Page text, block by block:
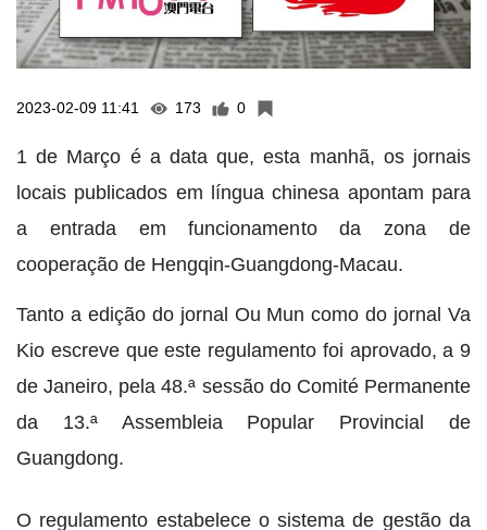
2023-02-09 11:41 173 0
1 de Março é a data que, esta manhã, os jornais
locais publicados em língua chinesa apontam para
a entrada em funcionamento da zona de
cooperação de Hengqin-Guangdong-Macau.
Tanto a edição do jornal Ou Mun como do jornal Va
Kio escreve que este regulamento foi aprovado, a 9
de Janeiro, pela 48.ª sessão do Comité Permanente
da 13.ª Assembleia Popular Provincial de
Guangdong.
O regulamento estabelece o sistema de gestão da